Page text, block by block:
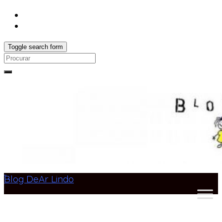
Toggle search form
Search
Blog DeAr Lindo